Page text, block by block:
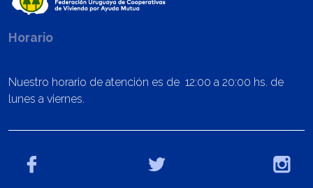
Horario
Nuestro horario de atención es de 12:00 a 20:00 hs. de
lunes a viernes.